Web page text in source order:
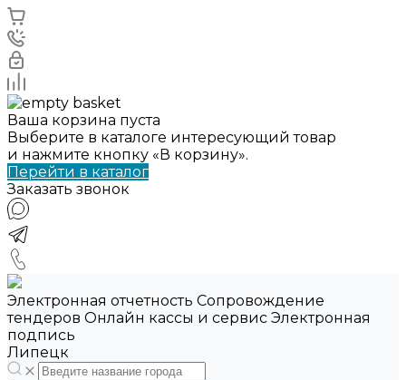
Ваша корзина пуста
Выберите в каталоге интересующий товар
и нажмите кнопку «В корзину».
Перейти в каталог
Заказать звонок
Электронная отчетность Сопровождение
тендеров Онлайн кассы и сервис Электронная
подпись
Липецк